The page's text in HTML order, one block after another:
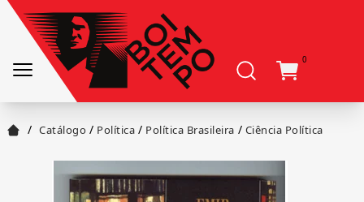
0
/ Catálogo / Política / Política Brasileira / Ciência Política